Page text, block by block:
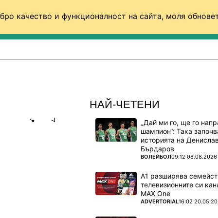
качество и функционалност на сайта, моля
НАЙ-ЧЕТЕНИ
„Дай ми го, ще го
шампион“: Така
историята на Денислав
Бърдаров
ПОВЕЧЕ ОТ
ВОЛЕЙБОЛ09:12 08.08.2026
А1 разширява
телевизионните си
MAX One
ПОВЕЧЕ ОТ
ADVERTORIAL16:02